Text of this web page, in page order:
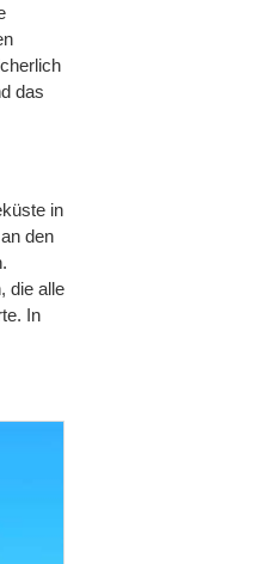
das
in
den
die alle
In